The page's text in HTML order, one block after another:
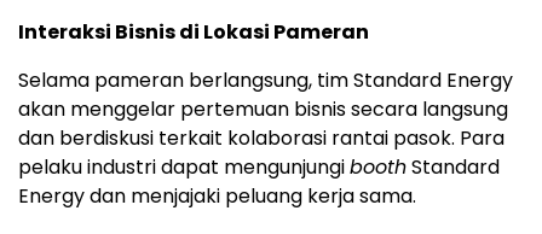
Interaksi Bisnis di Lokasi Pameran
Selama pameran berlangsung, tim Standard Energy
akan menggelar pertemuan bisnis secara langsung
dan berdiskusi terkait kolaborasi rantai pasok. Para
pelaku industri dapat mengunjungiboothStandard
Energy dan menjajaki peluang kerja sama.